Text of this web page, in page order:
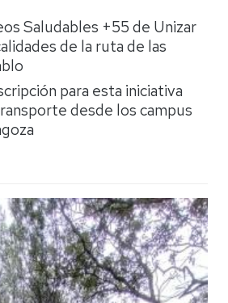
Saludables +55 de Unizar
de la ruta de las
para esta iniciativa
desde los campus